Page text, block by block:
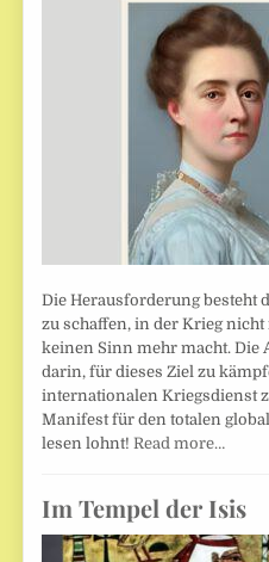
Die Herausforderung besteht
zu schaffen, in der Krieg
keinen Sinn mehr macht. Die
darin, für dieses Ziel zu
internationalen Kriegsdienst
Manifest für den totalen
lesen lohnt! Read more…
Im Tempel der Isis